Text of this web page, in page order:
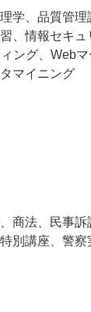
学、品質管
、情報セキ
ング、Web
マイニング
商法、民事訴
別講座、警